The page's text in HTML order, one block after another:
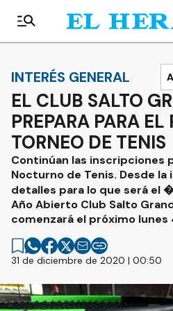
INTERÉS GENERAL
EL CLUB SALTO
PREPARA PARA EL
TORNEO DE TENIS
Continúan las inscripciones
Nocturno de Tenis. Desde
detalles para lo que será el
Año Abierto Club Salto
comenzará el próximo lunes
31 de diciembre de 2020 | 00:50